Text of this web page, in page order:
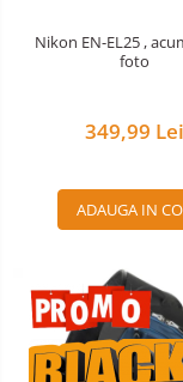
Accesorii diverse
Nikon EN-EL25 ,
foto
349,99 Lei
ADAUGA IN